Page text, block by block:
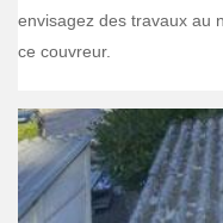
envisagez des travaux au
ce couvreur.